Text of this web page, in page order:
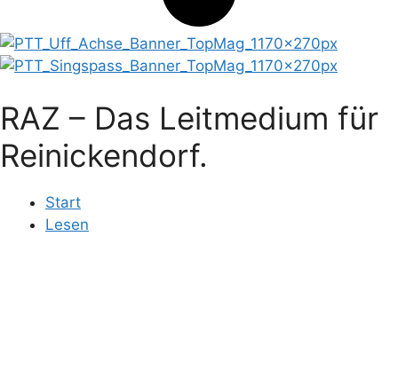
RAZ – Das Leitmedium für
Reinickendorf.
Start
Lesen